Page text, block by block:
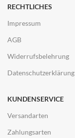
RECHTLICHES
Impressum
AGB
Widerrufsbelehrung
Datenschutzerklärung
KUNDENSERVICE
Versandarten
Zahlungsarten